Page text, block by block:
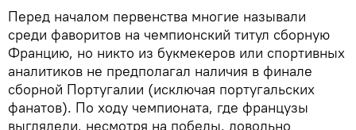
Перед началом первенства многие называли
среди фаворитов на чемпионский титул сборную
Францию, но никто из букмекеров или спортивных
аналитиков не предполагал наличия в финале
сборной Португалии (исключая португальских
фанатов). По ходу чемпионата, где французы
выглядели, несмотря на победы, довольно